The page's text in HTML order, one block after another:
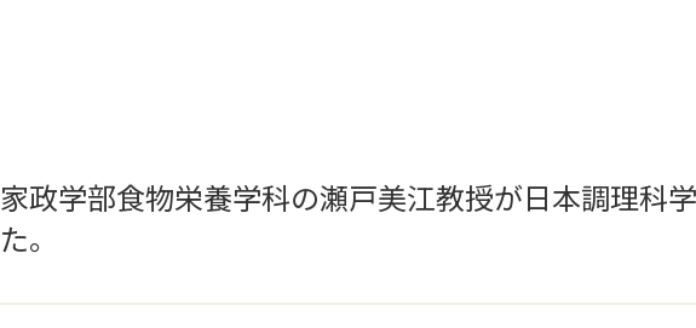
家政学部食物栄養学科の瀬戸美江教授が日本調理科
た。